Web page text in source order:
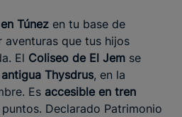
Túnez en tu base de
que tus hijos
El Coliseo de El Jem se
antigua Thysdrus, en la
Es accesible en tren
Declarado Patrimonio